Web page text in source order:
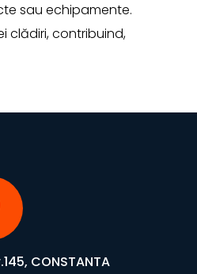
sau echipamente.
clădiri, contribuind,
CONSTANTA